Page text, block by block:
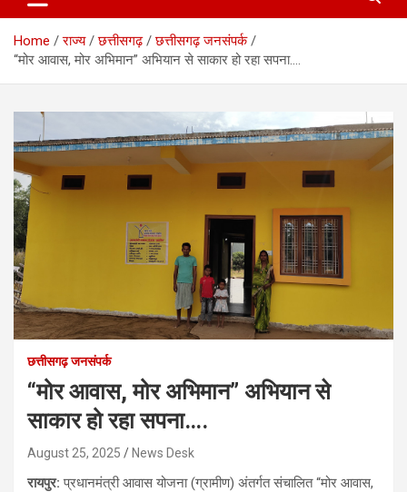
Home राज्य छत्तीसगढ़
छत्तीसगढ़ जनसंपर्क
“मोर आवास, मोर अभिमान” अभियान से साकार हो रहा सपना….
छत्तीसगढ़ जनसंपर्क
“मोर आवास, मोर अभिमान” अभियान से
साकार हो रहा सपना….
August 25, 2025 News Desk
रायपुर:प्रधानमंत्री आवास योजना (ग्रामीण) अंतर्गत संचालित “मोर आवास,